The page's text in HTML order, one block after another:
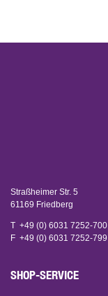
Straßheimer Str. 5
61169 Friedberg
T +49 (0) 6031 7252-700
F +49 (0) 6031 7252-799
SHOP-SERVICE